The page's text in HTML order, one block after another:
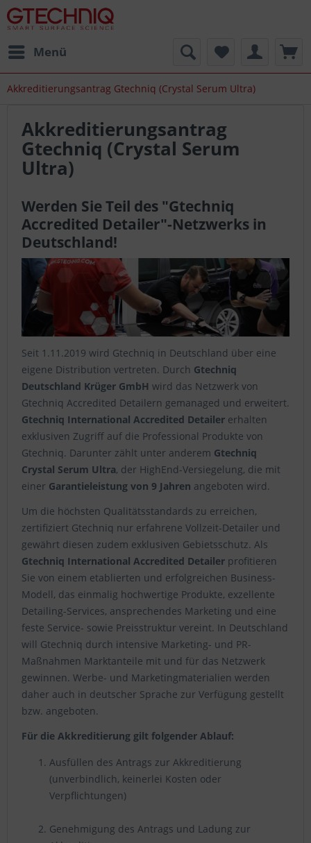
Menü
Akkreditierungsantrag Gtechniq (Crystal Serum Ultra)
Akkreditierungsantrag
Gtechniq (Crystal Serum
Ultra)
Werden Sie Teil des "Gtechniq
Accredited Detailer"-Netzwerks in
Deutschland!
Seit 1.11.2019 wird Gtechniq in Deutschland über eine
eigene Distribution vertreten. Durch Gtechniq
Deutschland Krüger GmbH wird das Netzwerk von
Gtechniq Accredited Detailern gemanaged und erweitert.
Gtechniq International Accredited Detailer erhalten
exklusiven Zugriff auf die Professional Produkte von
Gtechniq. Darunter zählt unter anderem Gtechniq
Crystal Serum Ultra, der HighEnd-Versiegelung, die mit
einer Garantieleistung von 9 Jahren angeboten wird.
Um die höchsten Qualitätsstandards zu erreichen,
zertifiziert Gtechniq nur erfahrene Vollzeit-Detailer und
gewährt diesen zudem exklusiven Gebietsschutz. Als
Gtechniq International Accredited Detailer profitieren
Sie von einem etablierten und erfolgreichen Business-
Modell, das einmalig hochwertige Produkte, exzellente
Detailing-Services, ansprechendes Marketing und eine
feste Service- sowie Preisstruktur vereint. In Deutschland
will Gtechniq durch intensive Marketing- und PR-
Maßnahmen Marktanteile mit und für das Netzwerk
gewinnen. Werbe- und Marketingmaterialien werden
daher auch in deutscher Sprache zur Verfügung gestellt
bzw. angeboten.
Für die Akkreditierung gilt folgender Ablauf:
Ausfüllen des Antrags zur Akkreditierung
(unverbindlich, keinerlei Kosten oder
Verpflichtungen)
Genehmigung des Antrags und Ladung zur